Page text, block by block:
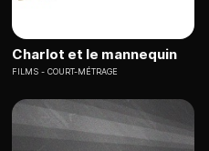
Charlot et le mannequin
FILMS COURT-MÉTRAGE